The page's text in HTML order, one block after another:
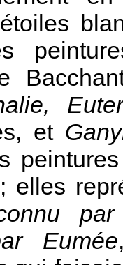
et
elles
Eumée